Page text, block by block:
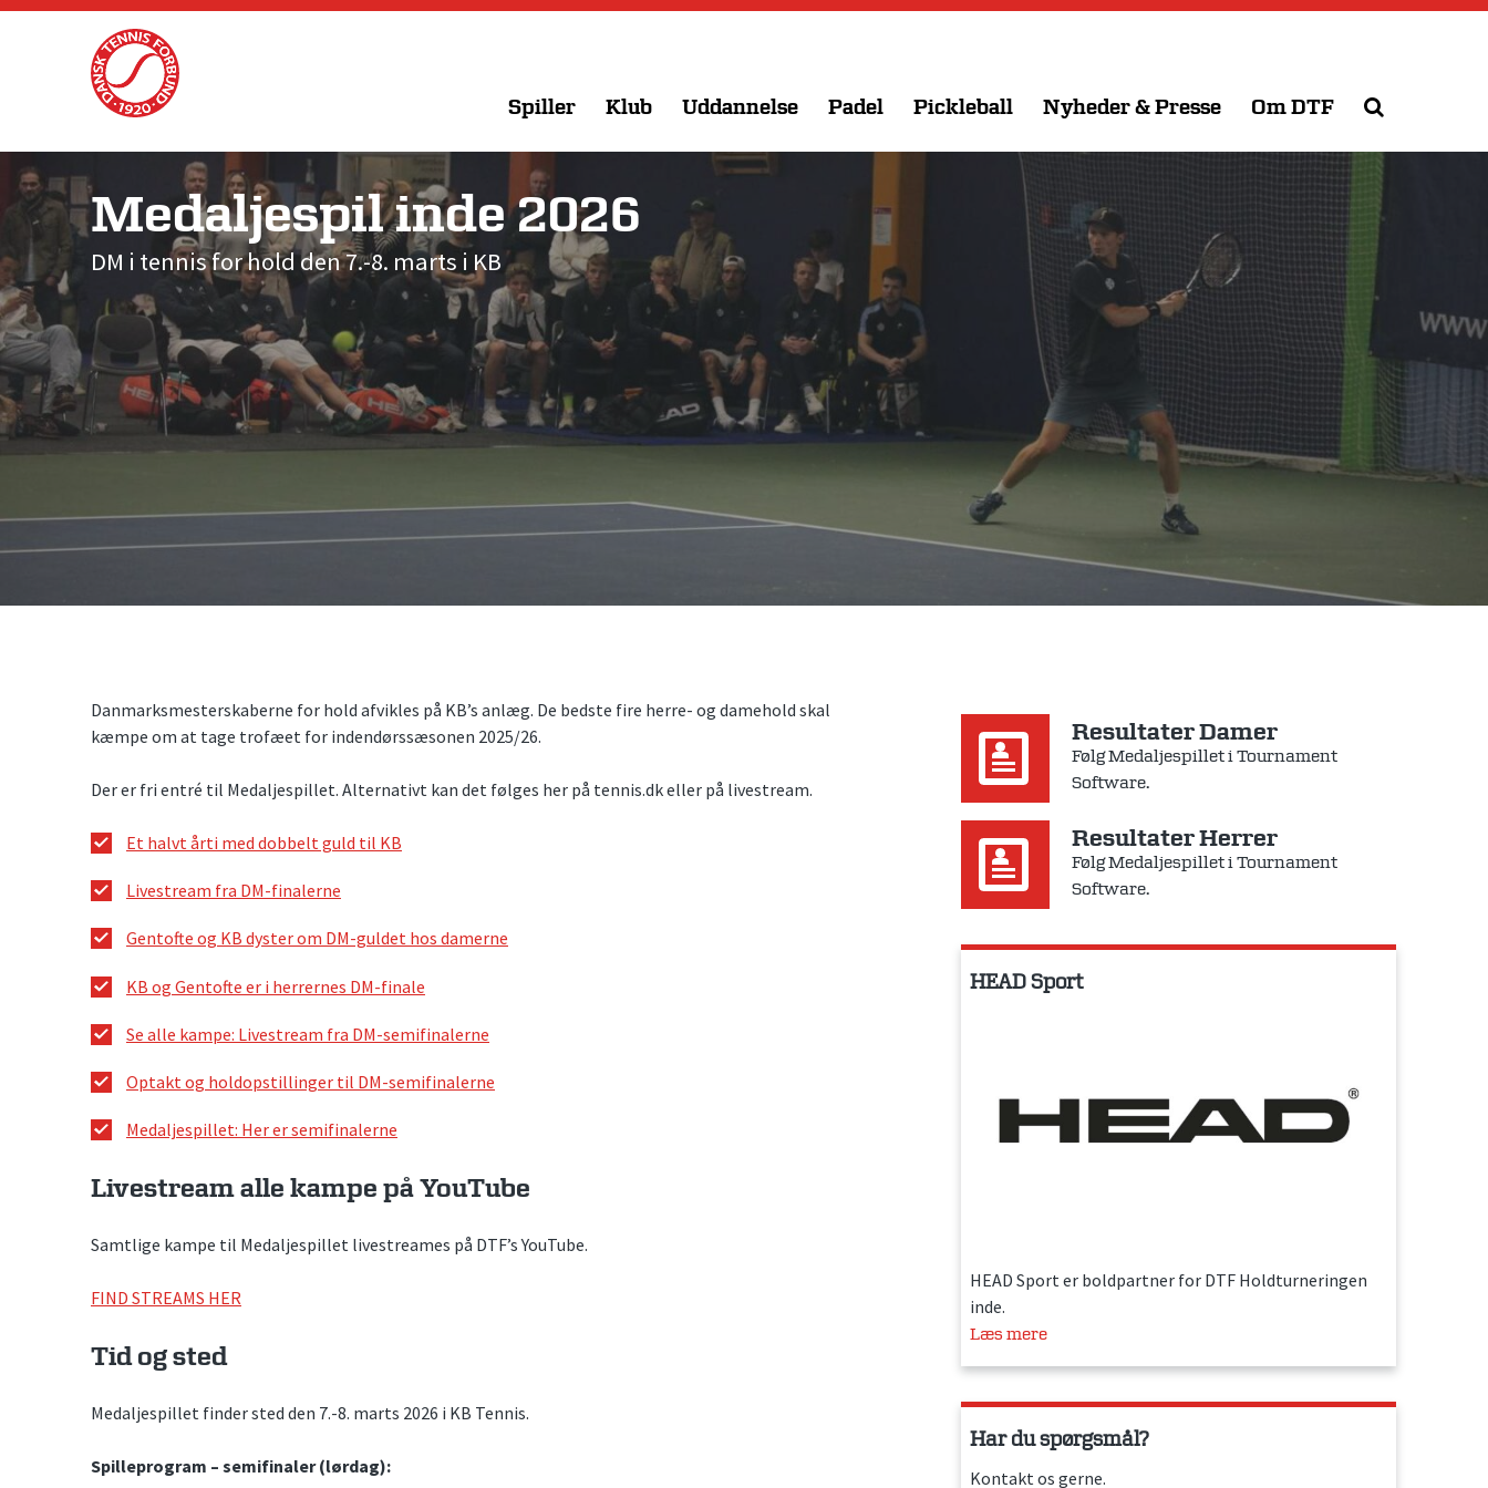
Skip
Spiller Klub Uddannelse Padel Pickleball Nyheder & Presse Om DTF
Medaljespil inde 2026
DM i tennis for hold den 7.-8. marts i KB
Danmarksmesterskaberne for hold afvikles på KB’s anlæg. De bedste fire herre- og damehold skal
kæmpe om at tage trofæet for indendørssæsonen 2025/26.
Der er fri entré til Medaljespillet. Alternativt kan det følges her på tennis.dk eller på livestream.
Et halvt årti med dobbelt guld til KB
Livestream fra DM-finalerne
Gentofte og KB dyster om DM-guldet hos damerne
KB og Gentofte er i herrernes DM-finale
Se alle kampe: Livestream fra DM-semifinalerne
Optakt og holdopstillinger til DM-semifinalerne
Medaljespillet: Her er semifinalerne
Livestream alle kampe på YouTube
Samtlige kampe til Medaljespillet livestreames på DTF’s YouTube.
FIND STREAMS HER
Tid og sted
Medaljespillet finder sted den 7.-8. marts 2026 i KB Tennis.
Spilleprogram – semifinaler (lørdag):
Resultater Damer
Følg Medaljespillet i Tournament
Software.
Resultater Herrer
Følg Medaljespillet i Tournament
Software.
HEAD Sport
HEAD Sport er boldpartner for DTF Holdturneringen
inde.
Læs mere
Har du spørgsmål?
Kontakt os gerne.